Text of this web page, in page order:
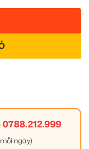
0788.212.999
mỗi ngày)